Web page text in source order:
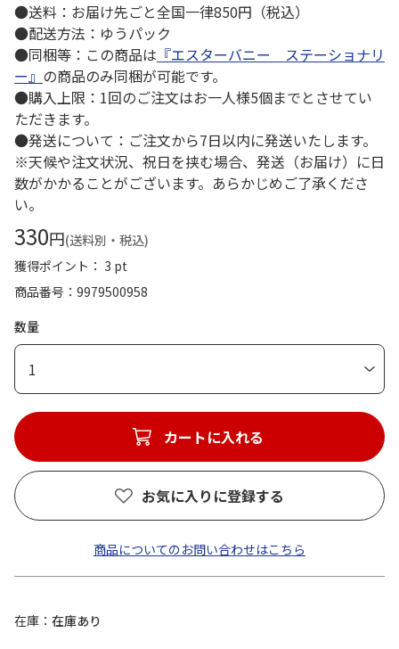
●送料：お届け先ごと全国一律850円（税込）
●配送方法：ゆうパック
●同梱等：この商品は 『エスターバニー ステーショナリ
ー』 の商品のみ同梱が可能です。
●購入上限：1回のご注文はお一人様5個までとさせてい
ただきます。
●発送について：ご注文から7日以内に発送いたします。
※天候や注文状況、祝日を挟む場合、発送（お届け）に日
数がかかることがございます。あらかじめご了承くださ
い。
330円(送料別・税込)
獲得ポイント： 3 pt
商品番号
9979500958
数量
1
カートに入れる
お気に入りに登録する
商品についてのお問い合わせはこちら
在庫
在庫あり